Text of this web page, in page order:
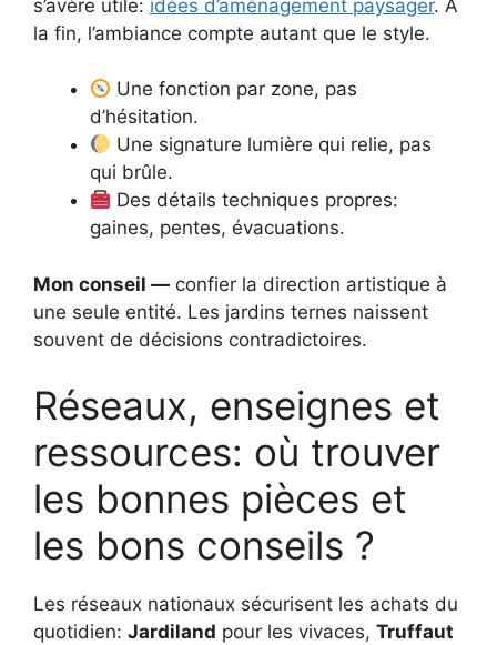
s’avère utile: idées d’aménagement paysager. À
la fin, l’ambiance compte autant que le style.
Une fonction par zone, pas
d’hésitation.
Une signature lumière qui relie, pas
qui brûle.
Des détails techniques propres:
gaines, pentes, évacuations.
Mon conseil — confier la direction artistique à
une seule entité. Les jardins ternes naissent
souvent de décisions contradictoires.
Réseaux, enseignes et
ressources: où trouver
les bonnes pièces et
les bons conseils ?
Les réseaux nationaux sécurisent les achats du
quotidien: Jardiland pour les vivaces, Truffaut